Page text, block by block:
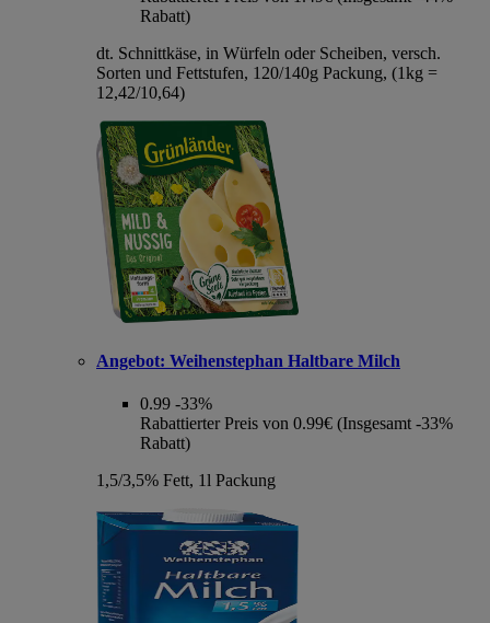
Rabatt)
dt. Schnittkäse, in Würfeln oder Scheiben, versch.
Sorten und Fettstufen, 120/140g Packung, (1kg =
12,42/10,64)
Angebot: Weihenstephan Haltbare Milch
0.99 -33%
Rabattierter Preis von 0.99€ (Insgesamt -33%
Rabatt)
1,5/3,5% Fett, 1l Packung